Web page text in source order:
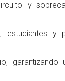
y
estudiantes y
garantizando